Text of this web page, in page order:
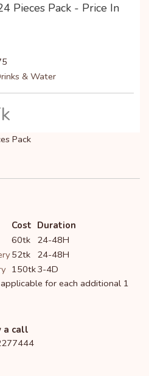
Pieces Pack - Price In
& Water
Pack
Cost Duration
60tk 24-48H
52tk 24-48H
150tk3-4D
for each additional 1
a call